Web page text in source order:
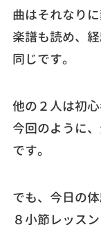
曲はそれなりに
楽譜も読め、
同じです。
他の２人は初心
今回のように
です。
でも、今日の
８小節レッス